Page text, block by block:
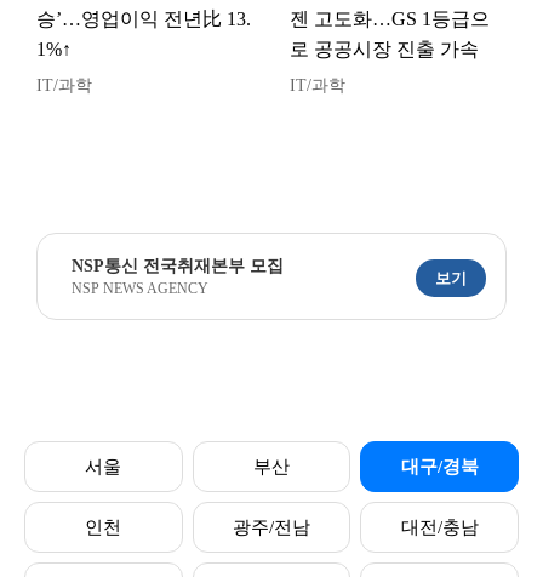
승’…영업이익 전년比 13.
1%↑
IT/과학
젠 고도화…GS 1등급으
로 공공시장 진출 가속
IT/과학
NSP통신 전국취재본부 모집
NSP NEWS AGENCY
보기
서울 부산 대구/경북
인천 광주/전남 대전/충남